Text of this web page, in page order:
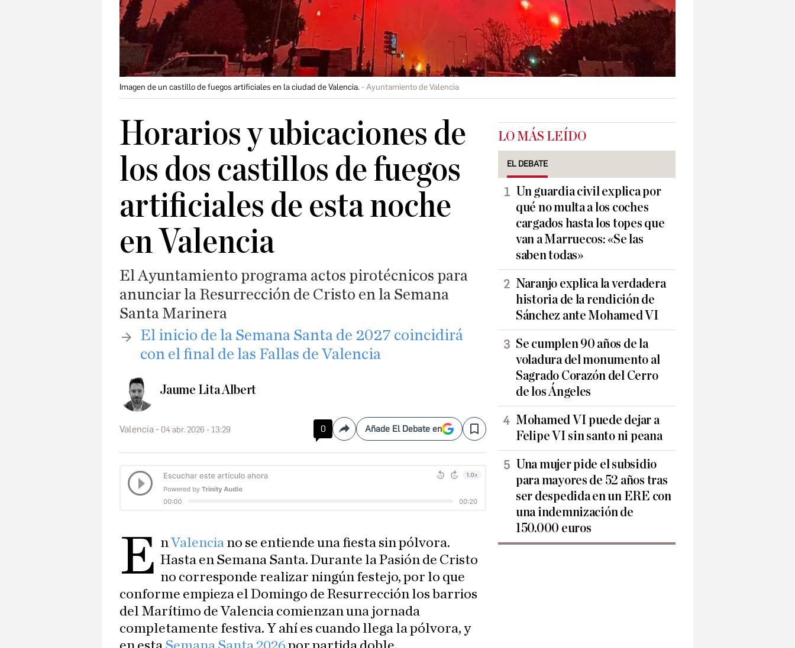
Imagen de un castillo de fuegos artificiales en la ciudad de Valencia. Ayuntamiento de Valencia
Horarios y ubicaciones de
los dos castillos de fuegos
artificiales de esta noche
en Valencia
El Ayuntamiento programa actos pirotécnicos para
anunciar la Resurrección de Cristo en la Semana
Santa Marinera
​El inicio de la Semana Santa de 2027 coincidirá
con el final de las Fallas de Valencia
Jaume Lita Albert
Valencia 04 abr. 2026 - 13:29 0 CompartirAñade El Debate en Save
E nValencia no se entiende una fiesta sin pólvora.
Hasta en Semana Santa. Durante la Pasión de Cristo
no corresponde realizar ningún festejo, por lo que
conforme empieza el Domingo de Resurrección los barrios
del Marítimo de Valencia comienzan una jornada
completamente festiva. Y ahí es cuando llega la pólvora, y
LO MÁS LEÍDO
EL DEBATE
Un guardia civil explica por
qué no multa a los coches
cargados hasta los topes que
van a Marruecos: «Se las
saben todas»
Naranjo explica la verdadera
historia de la rendición de
Sánchez ante Mohamed VI
Se cumplen 90 años de la
voladura del monumento al
Sagrado Corazón del Cerro
de los Ángeles
Mohamed VI puede dejar a
Felipe VI sin santo ni peana
Una mujer pide el subsidio
para mayores de 52 años tras
ser despedida en un ERE con
una indemnización de
150.000 euros